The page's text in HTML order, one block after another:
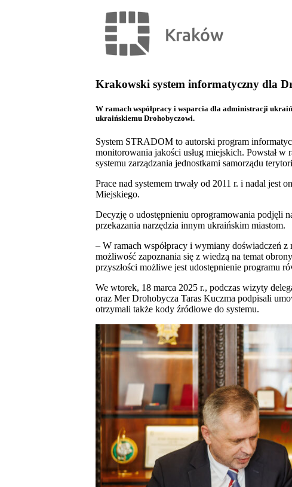
Krakowski system informatyczny dla
W ramach współpracy i wsparcia dla administracji
ukraińskiemu Drohobyczowi.
System STRADOM to autorski program
monitorowania jakości usług miejskich. Powstał
systemu zarządzania jednostkami samorządu
Prace nad systemem trwały od 2011 r. i nadal jest
Miejskiego.
Decyzję o udostępnieniu oprogramowania podjęli
przekazania narzędzia innym ukraińskim miastom.
– W ramach współpracy i wymiany doświadczeń
możliwość zapoznania się z wiedzą na temat
przyszłości możliwe jest udostępnienie programu
We wtorek, 18 marca 2025 r., podczas wizyty
oraz Mer Drohobycza Taras Kuczma podpisali
otrzymali także kody źródłowe do systemu.